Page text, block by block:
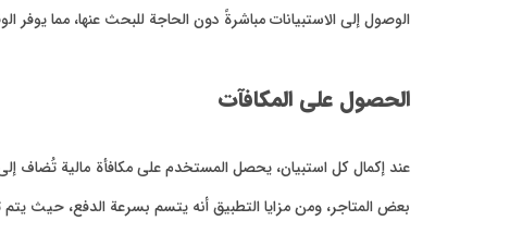
الوصول إلى الاستبيانات مباشرةً دون الحاجة للبحث عنها، مما يوفر
الحصول على المكافآت
عند إكمال كل استبيان، يحصل المستخدم على مكافأة مالية تُضاف
بعض المتاجر، ومن مزايا التطبيق أنه يتسم بسرعة الدفع، حيث يتم